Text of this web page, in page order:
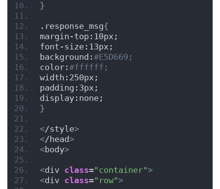
}
.response_msg{
margin-top:10px;
font-size:13px;
background:#E5D669;
color:#ffffff;
width:250px;
padding:3px;
display:none;
}
</style>
</head>
<body>
<div class="container">
<div class="row">